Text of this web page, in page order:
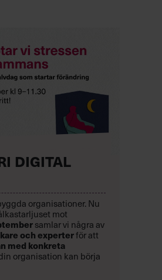
DIGITAL
organisationer. Nu
mot
samlar vi några av
och experterför att
med konkreta
organisation kan börja